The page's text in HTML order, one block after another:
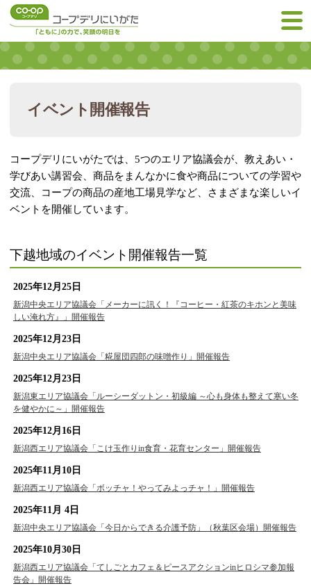
イベント開催報告
コープデリにいがたでは、5つのエリア協議会が、教えあい・
学びあい講習会、商品をまんなかに食や商品についての学習や
交流、コープの商品の産地工場見学など、さまざまな楽しいイ
ベントを開催しています。
下越地域のイベント開催報告一覧
2025年12月25日
新潟中央エリア協議会「メーカーに訊く！『コーヒー・紅茶のキホンと美味
しい淹れ方』」開催報告
2025年12月23日
新潟中央エリア協議会「糀屋団四郎の味噌作り」開催報告
2025年12月23日
新潟東エリア協議会「ルーシーダットン・初級編 ～心も身体も整えて寒い冬
を健やかに～」開催報告
2025年12月16日
新潟西エリア協議会「こけ玉作りin食育・花育センター」開催報告
2025年11月10日
新潟西エリア協議会「ボッチャ！やってみよっチャ！」開催報告
2025年11月 4日
新潟中央エリア協議会「今日からできる介護予防」（秋葉区会場）開催報告
2025年10月30日
新潟西エリア協議会「てしごとカフェ＆ピースアクションinヒロシマ参加報
告会」開催報告